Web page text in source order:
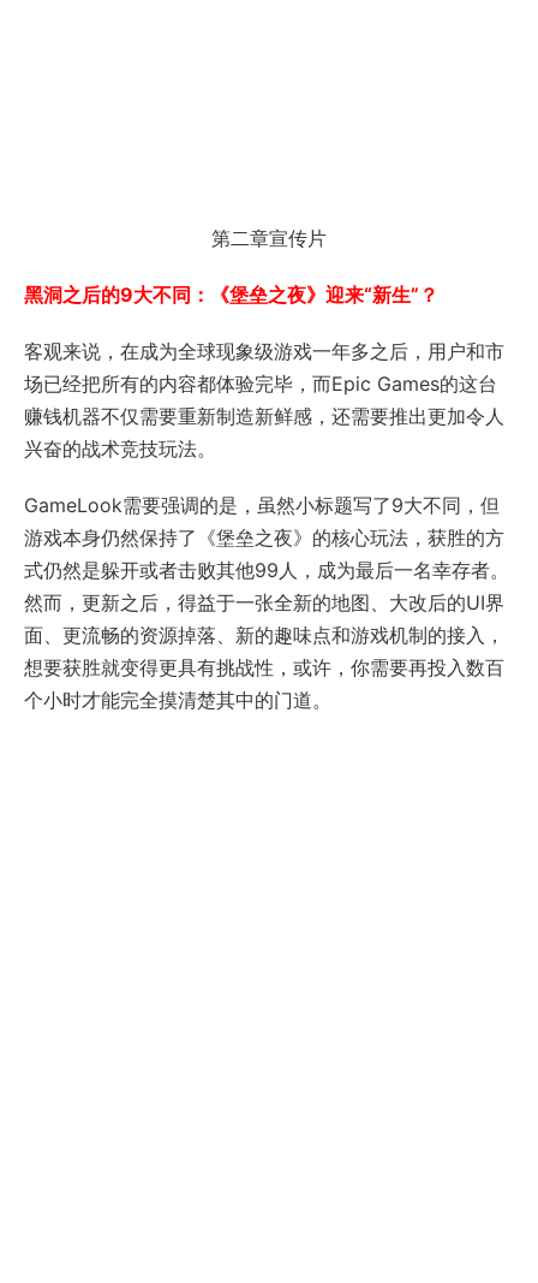
第二章宣传片
黑洞之后的9大不同：《堡垒之夜》迎来“新生”？
客观来说，在成为全球现象级游戏一年多之后，用户和市
场已经把所有的内容都体验完毕，而Epic Games的这台
赚钱机器不仅需要重新制造新鲜感，还需要推出更加令人
兴奋的战术竞技玩法。
GameLook需要强调的是，虽然小标题写了9大不同，但
游戏本身仍然保持了《堡垒之夜》的核心玩法，获胜的方
式仍然是躲开或者击败其他99人，成为最后一名幸存者。
然而，更新之后，得益于一张全新的地图、大改后的UI界
面、更流畅的资源掉落、新的趣味点和游戏机制的接入，
想要获胜就变得更具有挑战性，或许，你需要再投入数百
个小时才能完全摸清楚其中的门道。